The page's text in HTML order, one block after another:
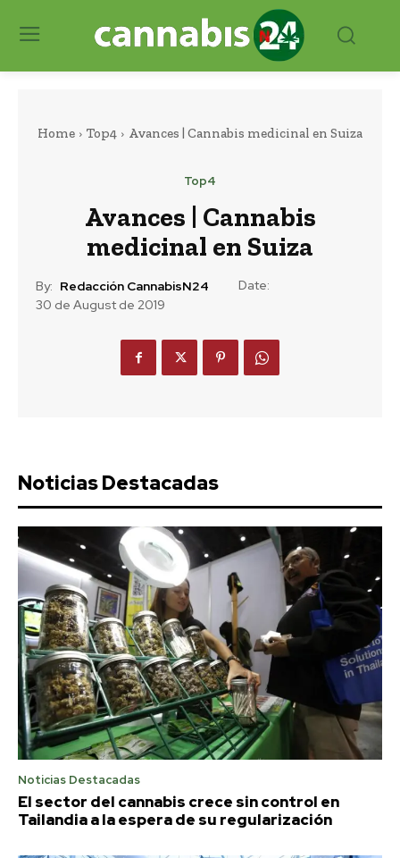
Home Top4 Avances | Cannabis medicinal en Suiza
Top4
Avances | Cannabis
medicinal en Suiza
By: Redacción CannabisN24
Date:
30 de August de 2019
Noticias Destacadas
Noticias Destacadas
El sector del cannabis crece sin control en
Tailandia a la espera de su regularización